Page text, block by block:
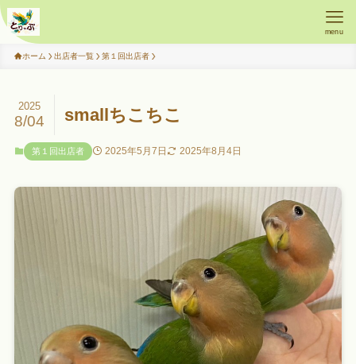
menu
ホーム 出店者一覧 第１回出店者
smallちこちこ
2025
8/04
第１回出店者 2025年5月7日 2025年8月4日